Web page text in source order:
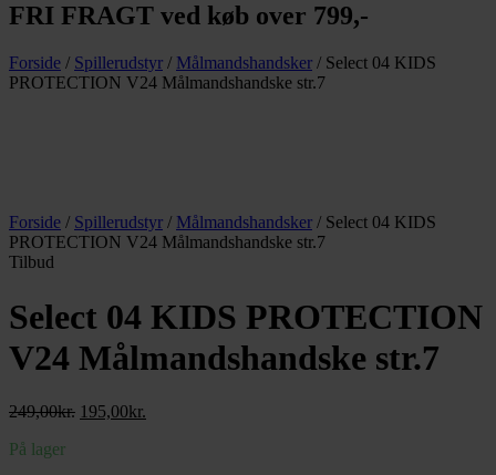
FRI FRAGT ved køb over 799,-
Forside / Spillerudstyr / Målmandshandsker / Select 04 KIDS
PROTECTION V24 Målmandshandske str.7
Forside / Spillerudstyr / Målmandshandsker / Select 04 KIDS
PROTECTION V24 Målmandshandske str.7
Tilbud
Select 04 KIDS PROTECTION
V24 Målmandshandske str.7
249,00kr. Den
195,00kr.
På lager